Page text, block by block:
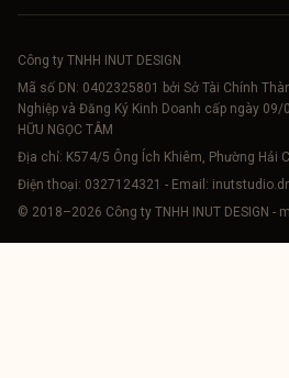
Công ty TNHH INUT DESIGN
Mã số DN: 0402325801 bởi Sở Tài Chính
Nghiệp và Đăng Ký Kinh Doanh cấp ngày
HỮU NGỌC TÂM
Địa chỉ: K574/5 Ông Ích Khiêm, Phường Hải
Điện thoại: 0327124321 - Email:
© 2018–2026 Công ty TNHH INUT DESIGN -